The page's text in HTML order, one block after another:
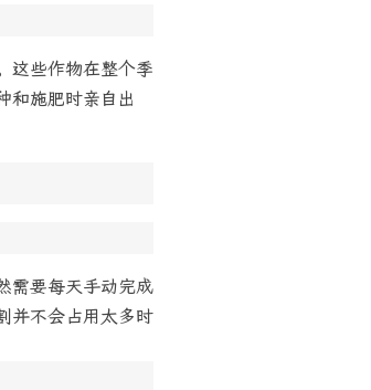
这些作物在整个季
和施肥时亲自出
需要每天手动完成
并不会占用太多时